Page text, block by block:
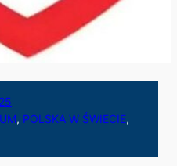
, POLSKA W ŚWIECIE